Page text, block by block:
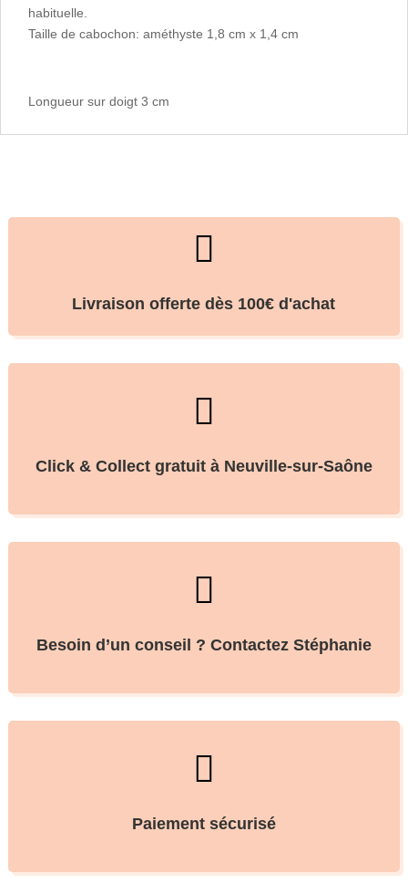
habituelle.
Taille de cabochon: améthyste 1,8 cm x 1,4 cm
Longueur sur doigt 3 cm

Livraison offerte dès 100€ d'achat

Click & Collect gratuit à Neuville-sur-Saône

Besoin d’un conseil ? Contactez Stéphanie

Paiement sécurisé